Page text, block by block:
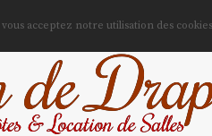
acceptez notre utilisation des
de
& Location de Salles